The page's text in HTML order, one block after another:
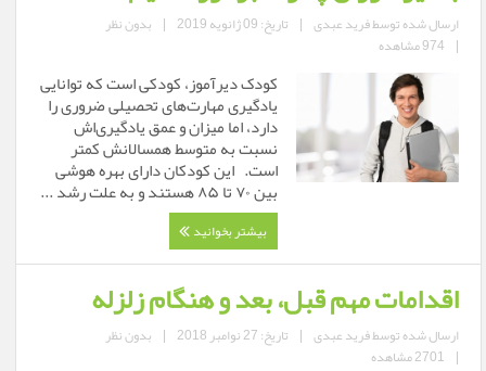
ارسال شده توسطفرید عبدی | تاریخ: 09 ژانویه 2019 | بدون نظر
| 974 مشاهده
کودک دیرآموز، کودکی است که توانایی
یادگیری مهارت‌های تحصیلی ضروری را
دارد، اما میزان و عمق یادگیری‌اش
نسبت به متوسط همسالانش کمتر
است. این کودکان دارای بهره هوشی
بین ۷۰ تا ۸۵ هستند و به علت رشد ...
بیشتر بخوانید
اقدامات مهم قبل، بعد و هنگام زلزله
ارسال شده توسطفرید عبدی | تاریخ: 27 نوامبر 2018 | بدون نظر
| 2701 مشاهده